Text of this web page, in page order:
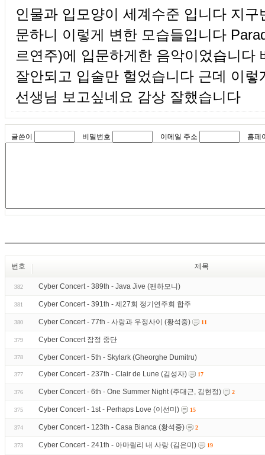
인물과 입모양이 세계수준 입니다 지
문하니 이렇게 변한 모습들입니다
르연주)에 입문하게한 음악이었습니다
잘안되고 입술만 헐었습니다 근데 이
선생님 보고싶네요 감상 잘했습니다
글쓴이 비밀번호 이메일 주소 홈페
번호 제목
382 Cyber Concert - 389th - Java Jive (팬하모니)
381 Cyber Concert - 391th - 제27회 정기연주회 합주
380 Cyber Concert - 77th - 사랑과 우정사이 (황석중) 11
379 Cyber Concert 잠정 중단
378 Cyber Concert - 5th - Skylark (Gheorghe Dumitru)
377 Cyber Concert - 237th - Clair de Lune (김성자) 17
376 Cyber Concert - 6th - One Summer Night (주대근, 김현정) 2
375 Cyber Concert - 1st - Perhaps Love (이선미) 15
374 Cyber Concert - 123th - Casa Bianca (황석중) 2
373 Cyber Concert - 241th - 아마릴리 내 사랑 (김은미) 19